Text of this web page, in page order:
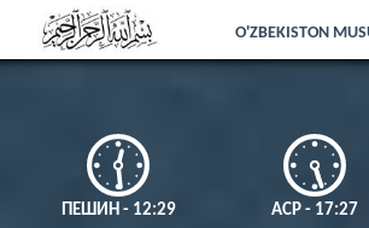
O'ZBEKISTON
ПЕШИН - 12:29
АСР - 17:27